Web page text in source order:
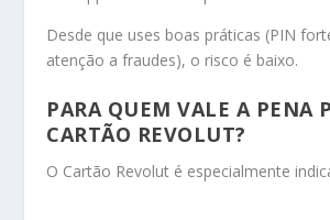
Desde que uses boas práticas (PIN
atenção a fraudes), o risco é baixo.
PARA QUEM VALE A PENA
CARTÃO REVOLUT?
O Cartão Revolut é especialmente